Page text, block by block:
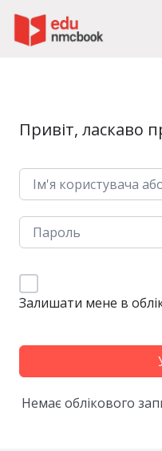
Привіт, ласкаво
Залишати мене в
Немає облікового